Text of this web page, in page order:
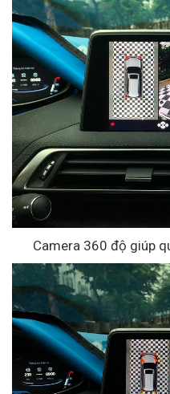
Camera 360 độ giúp